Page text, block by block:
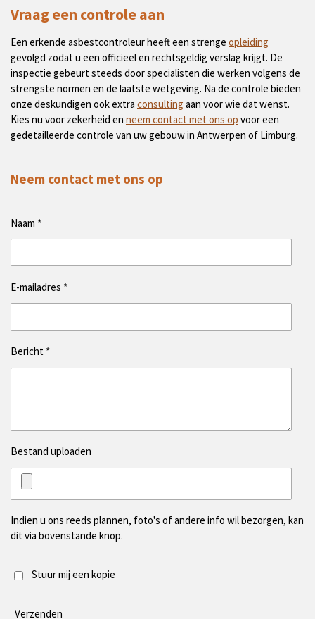
Vraag een controle aan
Een erkende asbestcontroleur heeft een strenge opleiding
gevolgd zodat u een officieel en rechtsgeldig verslag krijgt. De
inspectie gebeurt steeds door specialisten die werken volgens de
strengste normen en de laatste wetgeving. Na de controle bieden
onze deskundigen ook extra consulting aan voor wie dat wenst.
Kies nu voor zekerheid en neem contact met ons op voor een
gedetailleerde controle van uw gebouw in Antwerpen of Limburg.
Neem contact met ons op
Naam *
E-mailadres *
Bericht *
Bestand uploaden
Indien u ons reeds plannen, foto's of andere info wil bezorgen, kan
dit via bovenstande knop.
Stuur mij een kopie
Verzenden